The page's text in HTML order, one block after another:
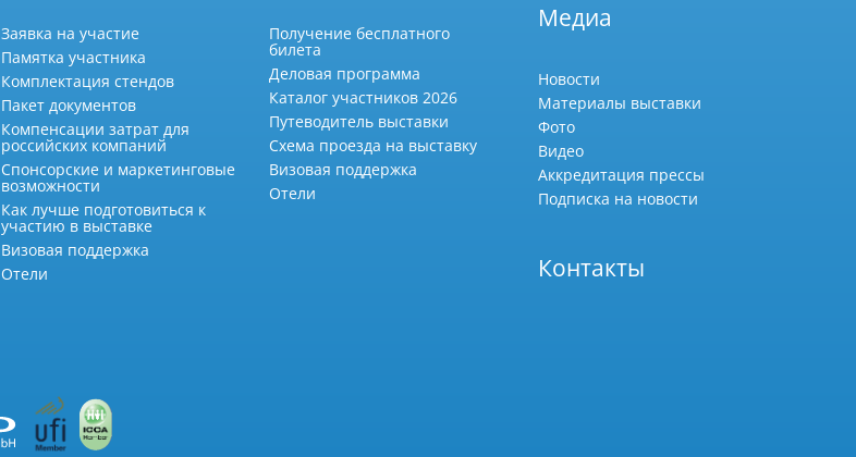
Заявка на участие
Памятка участника
Комплектация стендов
Пакет документов
Компенсации затрат для
российских компаний
Спонсорские и маркетинговые
возможности
Как лучше подготовиться к
участию в выставке
Визовая поддержка
Отели
Получение бесплатного
билета
Деловая программа
Каталог участников 2026
Путеводитель выставки
Схема проезда на выставку
Визовая поддержка
Отели
Медиа
Новости
Материалы выставки
Фото
Видео
Аккредитация прессы
Подписка на новости
Контакты